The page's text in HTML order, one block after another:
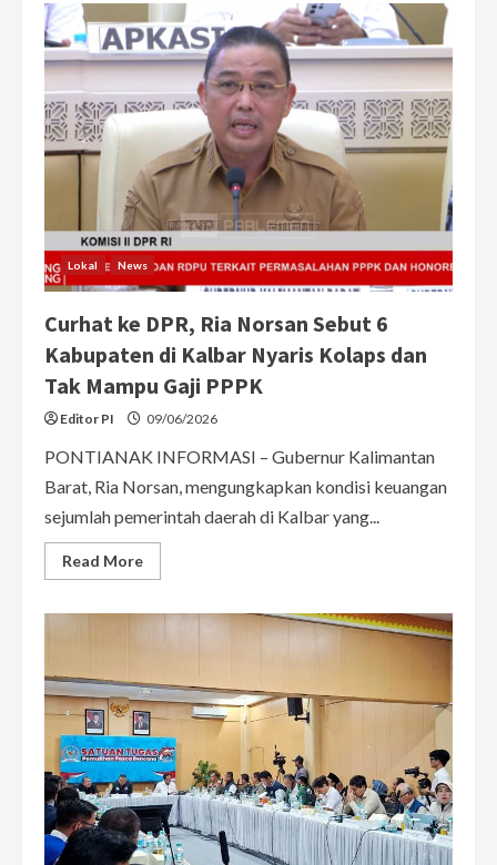
Abdullah:
Tol
Pontianak-
Kijing
Bukan
Dicoret
dari
Memang
Belum
Masuk
Daftar
Proyek
Nasional
Lokal News
Curhat ke DPR, Ria Norsan Sebut 6
Kabupaten di Kalbar Nyaris Kolaps dan
Tak Mampu Gaji PPPK
Editor PI 09/06/2026
PONTIANAK INFORMASI – Gubernur Kalimantan
Barat, Ria Norsan, mengungkapkan kondisi keuangan
sejumlah pemerintah daerah di Kalbar yang...
Read MoreRead
more
Sebut
6
Kabupaten
di
Kalbar
Nyaris
Kolaps
dan
Tak
Mampu
Gaji
PPPK